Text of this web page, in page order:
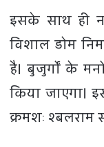
इसके साथ ही
विशाल डोम
है। बुजुर्गों के
किया जाएगा।
क्रमशः श्बलराम